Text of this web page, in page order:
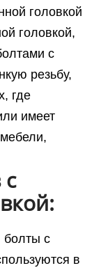
головкой
головкой,
с
резьбу,
где
имеет
болты с
в